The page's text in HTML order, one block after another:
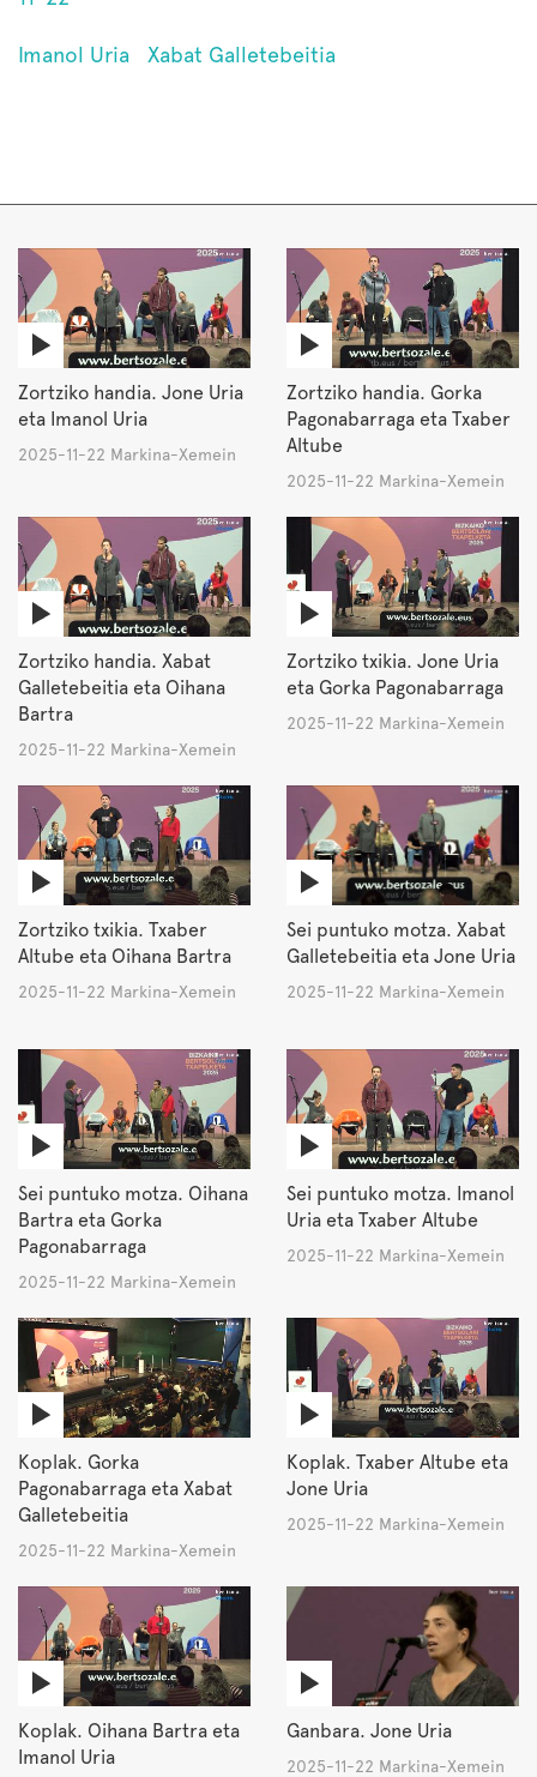
Imanol Uria Xabat Galletebeitia
Zortziko handia. Jone Uria
eta Imanol Uria
2025-11-22 Markina-Xemein
Zortziko handia. Gorka
Pagonabarraga eta Txaber
Altube
2025-11-22 Markina-Xemein
Zortziko handia. Xabat
Galletebeitia eta Oihana
Bartra
2025-11-22 Markina-Xemein
Zortziko txikia. Jone Uria
eta Gorka Pagonabarraga
2025-11-22 Markina-Xemein
Zortziko txikia. Txaber
Altube eta Oihana Bartra
2025-11-22 Markina-Xemein
Sei puntuko motza. Xabat
Galletebeitia eta Jone Uria
2025-11-22 Markina-Xemein
Sei puntuko motza. Oihana
Bartra eta Gorka
Pagonabarraga
2025-11-22 Markina-Xemein
Sei puntuko motza. Imanol
Uria eta Txaber Altube
2025-11-22 Markina-Xemein
Koplak. Gorka
Pagonabarraga eta Xabat
Galletebeitia
2025-11-22 Markina-Xemein
Koplak. Txaber Altube eta
Jone Uria
2025-11-22 Markina-Xemein
Koplak. Oihana Bartra eta
Imanol Uria
Ganbara. Jone Uria
2025-11-22 Markina-Xemein